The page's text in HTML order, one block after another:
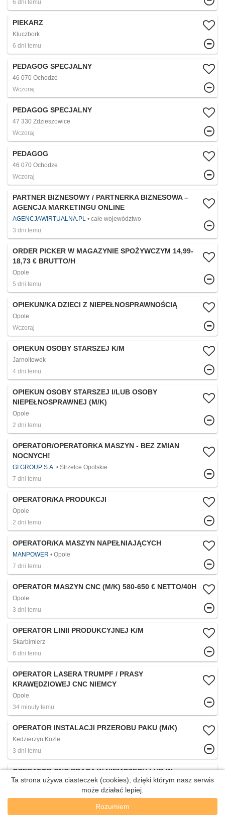
6 dni temu
PIEKARZ
Kluczbork
6 dni temu
PEDAGOG SPECJALNY
46 070 Ochodze
Wczoraj
PEDAGOG SPECJALNY
47 330 Zdzieszowice
Wczoraj
PEDAGOG
46 070 Ochodze
Wczoraj
PARTNER BIZNESOWY / PARTNERKA BIZNESOWA –
AGENCJA MARKETINGU ONLINE
AGENCJAWIRTUALNA.PL
całe województwo
3 dni temu
ORDER PICKER W MAGAZYNIE SPOŻYWCZYM 14,99-
18,73 € BRUTTO/H
Opole
5 dni temu
OPIEKUN/KA DZIECI Z NIEPEŁNOSPRAWNOŚCIĄ
Opole
Wczoraj
OPIEKUN OSOBY STARSZEJ K/M
Jarnoltowek
4 dni temu
OPIEKUN OSOBY STARSZEJ I/LUB OSOBY
NIEPEŁNOSPRAWNEJ (M/K)
Opole
2 dni temu
OPERATOR/OPERATORKA MASZYN - BEZ ZMIAN
NOCNYCH!
GI GROUP S.A.
Strzelce Opolskie
7 dni temu
OPERATOR/KA PRODUKCJI
Opole
2 dni temu
OPERATOR/KA MASZYN NAPEŁNIAJĄCYCH
MANPOWER
Opole
7 dni temu
OPERATOR MASZYN CNC (M/K) 580-650 € NETTO/40H
Opole
3 dni temu
OPERATOR LINII PRODUKCYJNEJ K/M
Skarbimierz
6 dni temu
OPERATOR LASERA TRUMPF / PRASY
KRAWĘDZIOWEJ CNC NIEMCY
Opole
34 minuty temu
OPERATOR INSTALACJI PRZEROBU PAKU (M/K)
Kedzierzyn Kozle
3 dni temu
OPERATOR CNC PRACA W NIEMCZECH LUB W
AUSTRII (M/K)
CLUB SILESIUS AGENCJA PRACY W AUSTRII
Ta strona używa ciasteczek (cookies), dzięki którym nasz serwis
może działać lepiej.
Rozumiem